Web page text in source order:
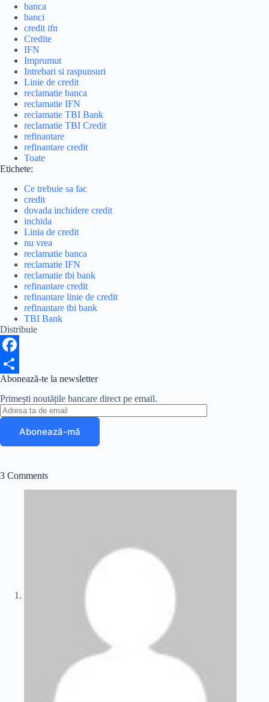
banca
banci
credit ifn
Credite
IFN
Imprumut
Intrebari si raspunsuri
Linie de credit
reclamatie banca
reclamatie IFN
reclamatie TBI Bank
reclamatie TBI Credit
refinantare
refinantare credit
Toate
Etichete:
Ce trebuie sa fac
credit
dovada inchidere credit
inchida
Linia de credit
nu vrea
reclamatie banca
reclamatie IFN
reclamatie tbi bank
refinantare credit
refinantare linie de credit
refinantare tbi bank
TBI Bank
Distribuie
F
a
c
e
o
S
h
a
Abonează-te la newsletter
Primești noutățile bancare direct pe email.
3 Comments